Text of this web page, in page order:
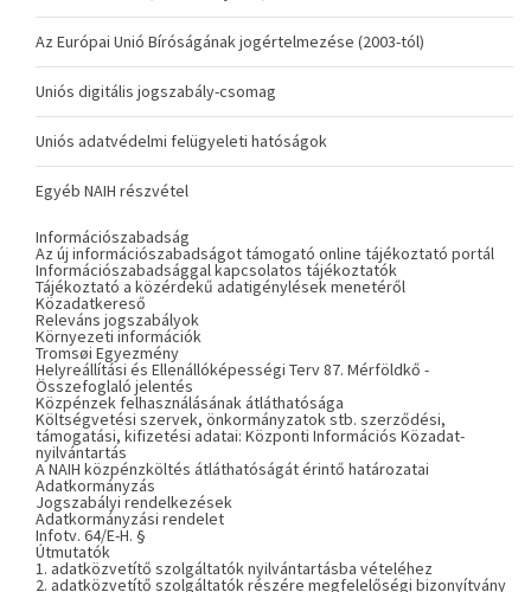
Az Európai Unió Bíróságának jogértelmezése (2003-tól)
Uniós digitális jogszabály-csomag
Uniós adatvédelmi felügyeleti hatóságok
Egyéb NAIH részvétel
Információszabadság
Az új információszabadságot támogató online tájékoztató portál
Információszabadsággal kapcsolatos tájékoztatók
Tájékoztató a közérdekű adatigénylések menetéről
Közadatkereső
Releváns jogszabályok
Környezeti információk
Tromsøi Egyezmény
Helyreállítási és Ellenállóképességi Terv 87. Mérföldkő -
Összefoglaló jelentés
Közpénzek felhasználásának átláthatósága
Költségvetési szervek, önkormányzatok stb. szerződési,
támogatási, kifizetési adatai: Központi Információs Közadat-
nyilvántartás
A NAIH közpénzköltés átláthatóságát érintő határozatai
Adatkormányzás
Jogszabályi rendelkezések
Adatkormányzási rendelet
Infotv. 64/E-H. §
Útmutatók
1. adatközvetítő szolgáltatók nyilvántartásba vételéhez
2. adatközvetítő szolgáltatók részére megfelelőségi bizonyítvány